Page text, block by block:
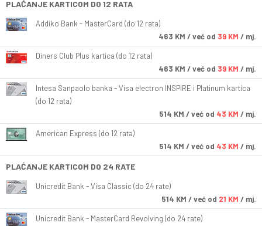
PLAĆANJE KARTICOM DO 12 RATA
Addiko Bank - MasterCard (do 12 rata)
463 KM / već od 39 KM / mj.
Diners Club Plus kartica (do 12 rata)
463 KM / već od 39 KM / mj.
Intesa Sanpaolo banka - Visa electron INSPIRE i Platinum kartica
(do 12 rata)
514 KM / već od 43 KM / mj.
American Express (do 12 rata)
514 KM / već od 43 KM / mj.
PLAĆANJE KARTICOM DO 24 RATE
Unicredit Bank - Visa Classic (do 24 rate)
514 KM / već od 21 KM / mj.
Unicredit Bank - MasterCard Revolving (do 24 rate)